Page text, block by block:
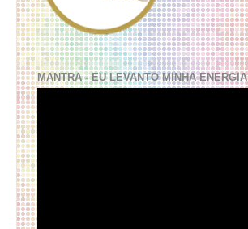
MANTRA - EU LEVANTO MINHA ENERGIA